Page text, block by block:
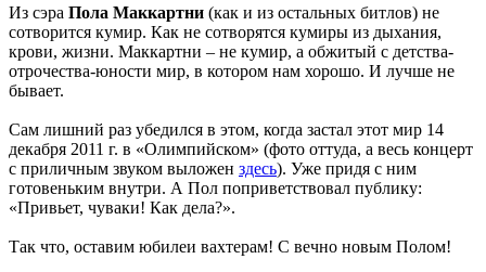
Из сэра Пола Маккартни (как и из остальных битлов) не
сотворится кумир. Как не сотворятся кумиры из дыхания,
крови, жизни. Маккартни – не кумир, а обжитый с детства-
отрочества-юности мир, в котором нам хорошо. И лучше не
бывает.
Сам лишний раз убедился в этом, когда застал этот мир 14
декабря 2011 г. в «Олимпийском» (фото оттуда, а весь концерт
с приличным звуком выложен здесь). Уже придя с ним
готовеньким внутри. А Пол поприветствовал публику:
«Привьет, чуваки! Как дела?».
Так что, оставим юбилеи вахтерам! С вечно новым Полом!